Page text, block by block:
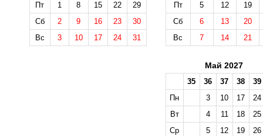
Пт
1 8 15 22
29
Сб
2 9 16 23
30
Вс
3 10 17 24 31
Пт
5 12
19
Сб
6 13
20
Вс
7 14 21
Май 2027
35 36 37 38
39
Пн
3 10 17
24
Вт
4 11 18
25
Ср
5 12 19
26